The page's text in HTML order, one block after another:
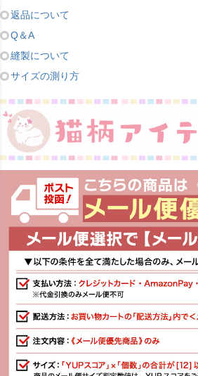
返品について
Q＆A
縫製について
サイズの測り方